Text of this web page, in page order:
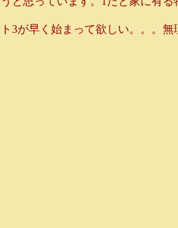
3が早く始まって欲しい。。。無